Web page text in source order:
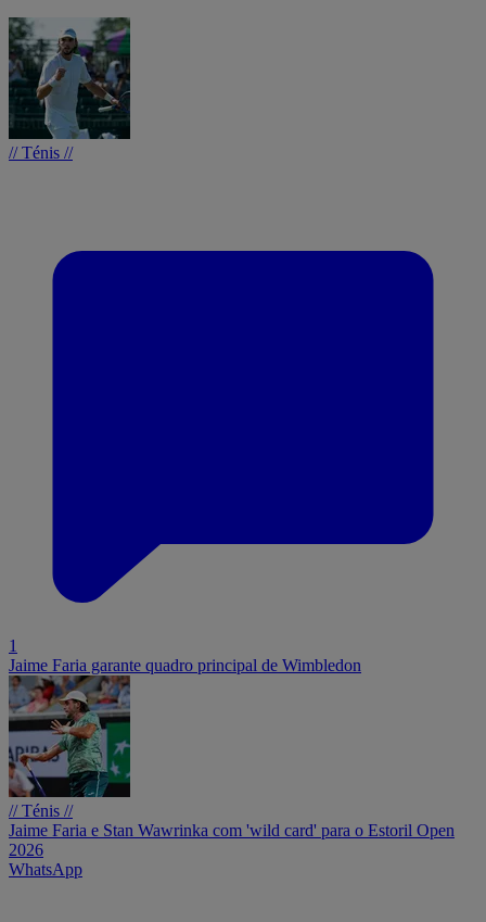
// Ténis //
1
Jaime Faria garante quadro principal de Wimbledon
// Ténis //
Jaime Faria e Stan Wawrinka com 'wild card' para o Estoril Open
2026
WhatsApp